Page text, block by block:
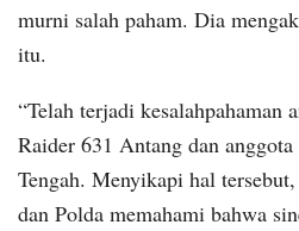
murni salah paham. Dia
itu.
“Telah terjadi kesalahpahaman
Raider 631 Antang dan
Tengah. Menyikapi hal
dan Polda memahami bahwa